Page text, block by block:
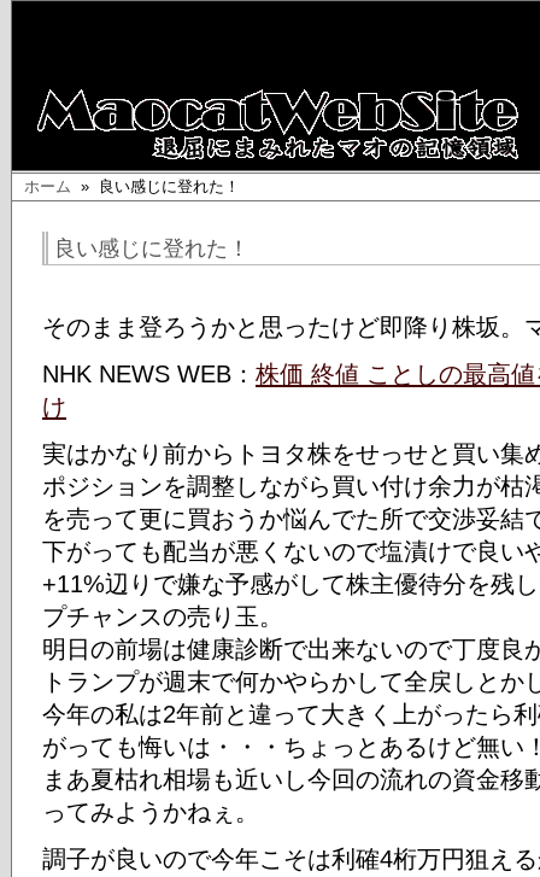
ホーム » 良い感じに登れた！
良い感じに登れた！
そのまま登ろうかと思ったけど即降り株坂。
NHK NEWS WEB： 株価 終値 ことしの最高
け
実はかなり前からトヨタ株をせっせと買い集
ポジションを調整しながら買い付け余力が枯
を売って更に買おうか悩んでた所で交渉妥結
下がっても配当が悪くないので塩漬けで良い
+11%辺りで嫌な予感がして株主優待分を残
プチャンスの売り玉。
明日の前場は健康診断で出来ないので丁度良
トランプが週末で何かやらかして全戻しとか
今年の私は2年前と違って大きく上がったら
がっても悔いは・・・ちょっとあるけど無い
まあ夏枯れ相場も近いし今回の流れの資金移
ってみようかねぇ。
調子が良いので今年こそは利確4桁万円狙え